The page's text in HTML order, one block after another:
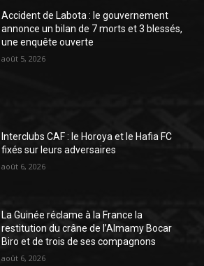
Accident de Labota : le gouvernement
annonce un bilan de 7 morts et 3 blessés,
une enquête ouverte
août 5, 2026
Interclubs CAF : le Horoya et le Hafia FC
fixés sur leurs adversaires
août 6, 2026
La Guinée réclame à la France la
restitution du crâne de l’Almamy Bocar
Biro et de trois de ses compagnons
août 6, 2026